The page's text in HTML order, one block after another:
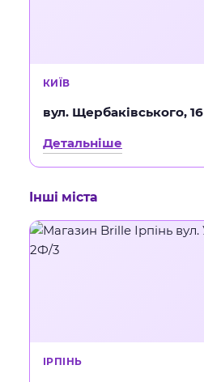
КИЇВ
вул. Щербаківського, 16
Детальніше
Інші міста
ІРПІНЬ